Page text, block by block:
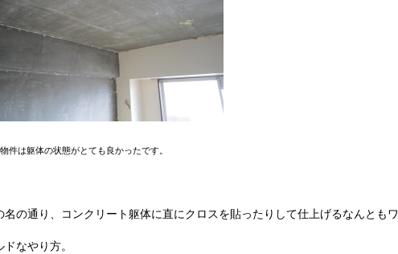
件は躯体の状態がとても良かったです。
名の通り、コンクリート躯体に直にクロスを貼ったりして仕上げるなんともワ
ドなやり方。